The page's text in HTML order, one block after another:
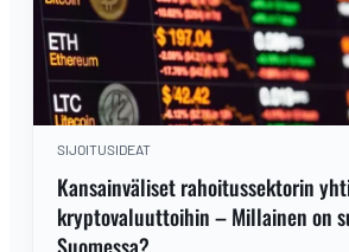
SIJOITUSIDEAT
Kansainväliset rahoitussektorin
kryptovaluuttoihin – Millainen on
Suomessa?